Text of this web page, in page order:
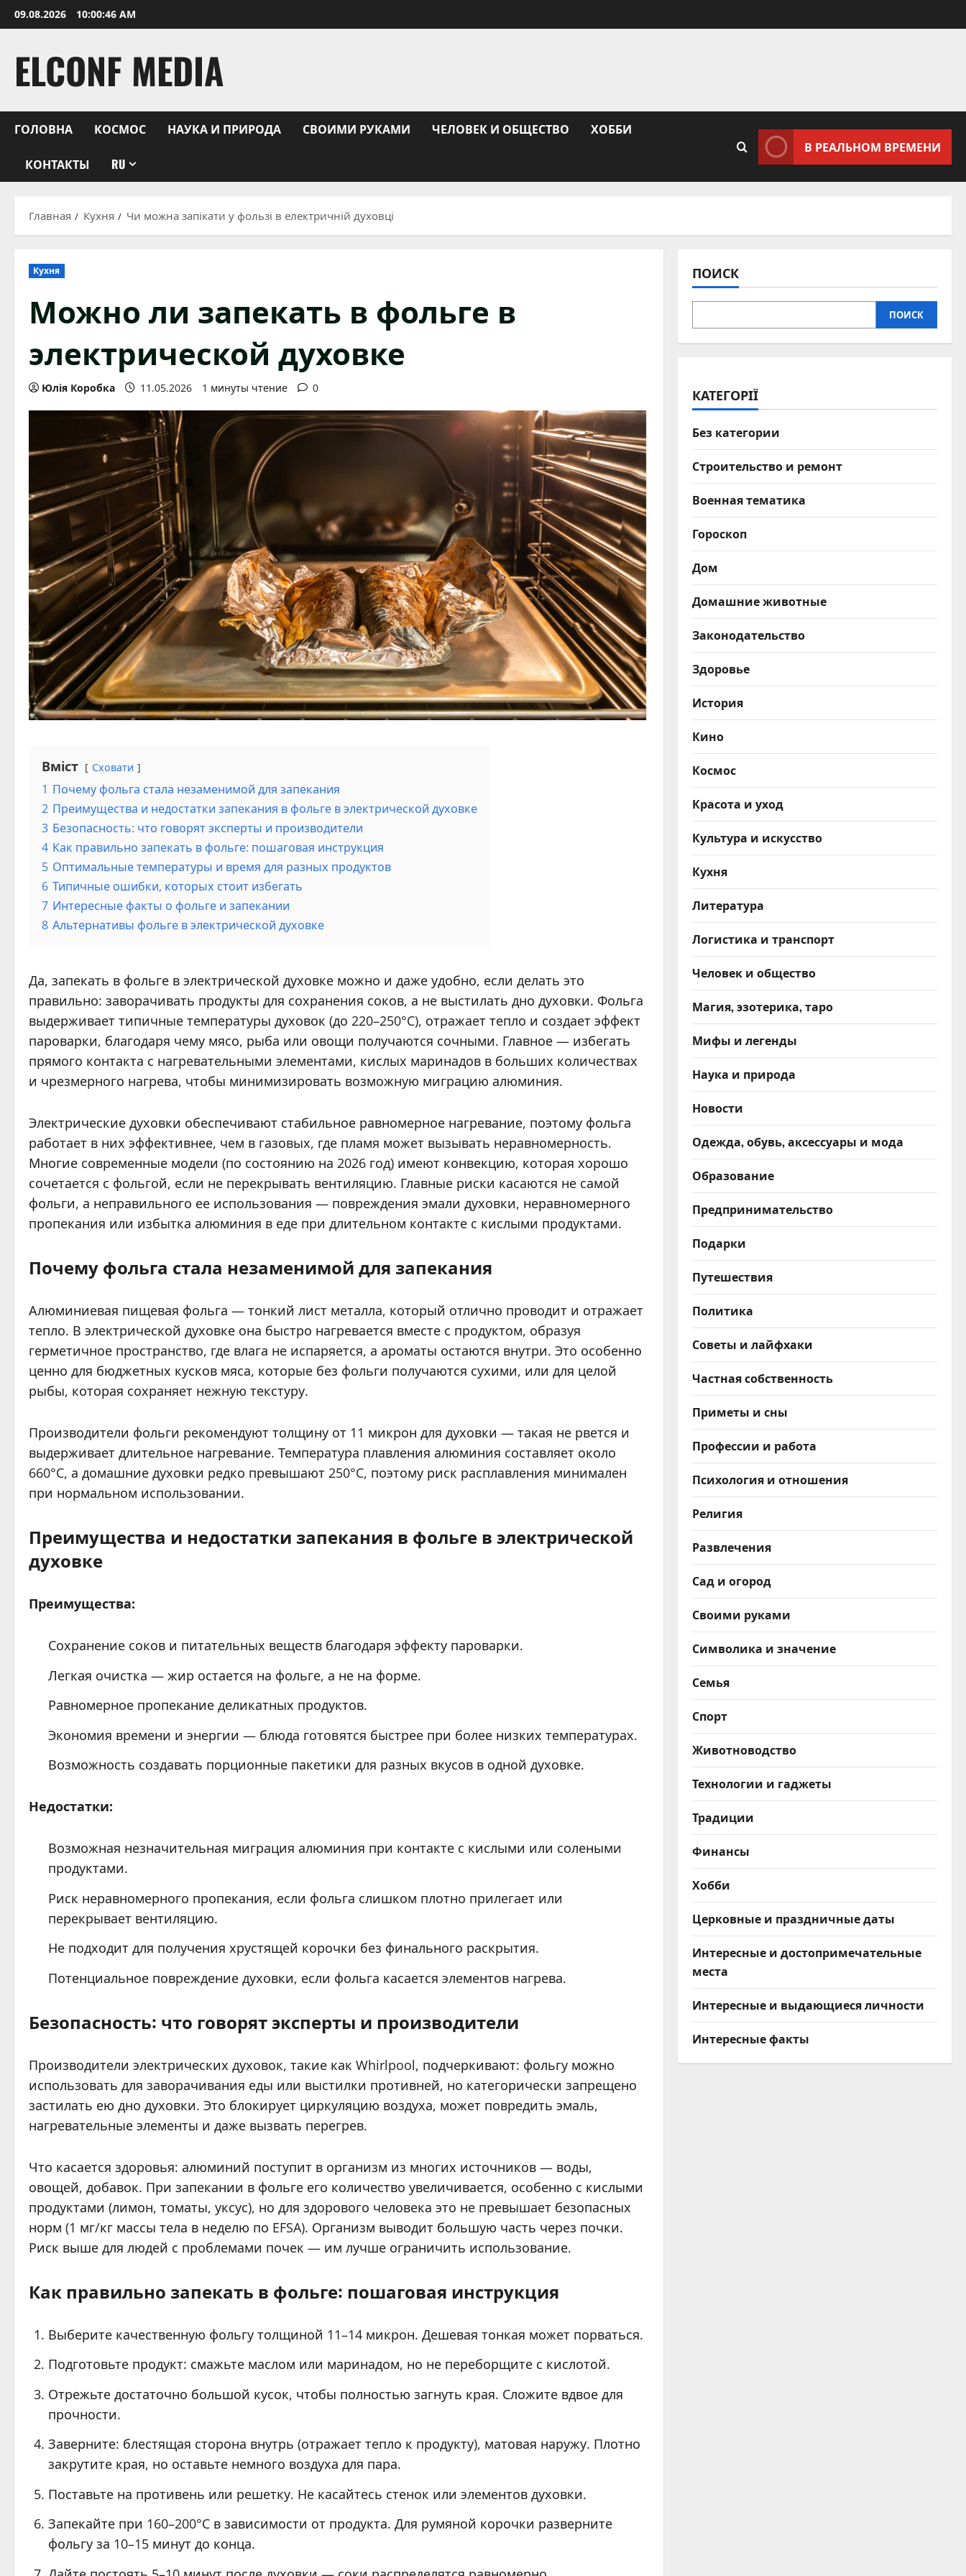
Перейти
к
09.08.2026 10:00:47 AM
ELCONF MEDIA
ГОЛОВНА КОСМОС НАУКА И ПРИРОДА СВОИМИ РУКАМИ ЧЕЛОВЕК И ОБЩЕСТВО ХОББИ
КОНТАКТЫ RU
В РЕАЛЬНОМ ВРЕМЕНИ
Главная Кухня Чи можна запікати у фользі в електричній духовці
Кухня
Можно ли запекать в фольге в
электрической духовке
Юлія Коробка 11.05.2026 1 минуты чтение 0
Вміст Сховати
1 Почему фольга стала незаменимой для запекания
2 Преимущества и недостатки запекания в фольге в электрической духовке
3 Безопасность: что говорят эксперты и производители
4 Как правильно запекать в фольге: пошаговая инструкция
5 Оптимальные температуры и время для разных продуктов
6 Типичные ошибки, которых стоит избегать
7 Интересные факты о фольге и запекании
8 Альтернативы фольге в электрической духовке
Да, запекать в фольге в электрической духовке можно и даже удобно, если делать это
правильно: заворачивать продукты для сохранения соков, а не выстилать дно духовки. Фольга
выдерживает типичные температуры духовок (до 220–250°C), отражает тепло и создает эффект
пароварки, благодаря чему мясо, рыба или овощи получаются сочными. Главное — избегать
прямого контакта с нагревательными элементами, кислых маринадов в больших количествах
и чрезмерного нагрева, чтобы минимизировать возможную миграцию алюминия.
Электрические духовки обеспечивают стабильное равномерное нагревание, поэтому фольга
работает в них эффективнее, чем в газовых, где пламя может вызывать неравномерность.
Многие современные модели (по состоянию на 2026 год) имеют конвекцию, которая хорошо
сочетается с фольгой, если не перекрывать вентиляцию. Главные риски касаются не самой
фольги, а неправильного ее использования — повреждения эмали духовки, неравномерного
пропекания или избытка алюминия в еде при длительном контакте с кислыми продуктами.
Почему фольга стала незаменимой для запекания
Алюминиевая пищевая фольга — тонкий лист металла, который отлично проводит и отражает
тепло. В электрической духовке она быстро нагревается вместе с продуктом, образуя
герметичное пространство, где влага не испаряется, а ароматы остаются внутри. Это особенно
ценно для бюджетных кусков мяса, которые без фольги получаются сухими, или для целой
рыбы, которая сохраняет нежную текстуру.
Производители фольги рекомендуют толщину от 11 микрон для духовки — такая не рвется и
выдерживает длительное нагревание. Температура плавления алюминия составляет около
660°C, а домашние духовки редко превышают 250°C, поэтому риск расплавления минимален
при нормальном использовании.
Преимущества и недостатки запекания в фольге в электрической
духовке
Преимущества:
Сохранение соков и питательных веществ благодаря эффекту пароварки.
Легкая очистка — жир остается на фольге, а не на форме.
Равномерное пропекание деликатных продуктов.
Экономия времени и энергии — блюда готовятся быстрее при более низких температурах.
Возможность создавать порционные пакетики для разных вкусов в одной духовке.
Недостатки:
Возможная незначительная миграция алюминия при контакте с кислыми или солеными
продуктами.
Риск неравномерного пропекания, если фольга слишком плотно прилегает или
перекрывает вентиляцию.
Не подходит для получения хрустящей корочки без финального раскрытия.
Потенциальное повреждение духовки, если фольга касается элементов нагрева.
Безопасность: что говорят эксперты и производители
Производители электрических духовок, такие как Whirlpool, подчеркивают: фольгу можно
использовать для заворачивания еды или выстилки противней, но категорически запрещено
застилать ею дно духовки. Это блокирует циркуляцию воздуха, может повредить эмаль,
нагревательные элементы и даже вызвать перегрев.
Что касается здоровья: алюминий поступит в организм из многих источников — воды,
овощей, добавок. При запекании в фольге его количество увеличивается, особенно с кислыми
продуктами (лимон, томаты, уксус), но для здорового человека это не превышает безопасных
норм (1 мг/кг массы тела в неделю по EFSA). Организм выводит большую часть через почки.
Риск выше для людей с проблемами почек — им лучше ограничить использование.
Как правильно запекать в фольге: пошаговая инструкция
Выберите качественную фольгу толщиной 11–14 микрон. Дешевая тонкая может порваться.
Подготовьте продукт: смажьте маслом или маринадом, но не переборщите с кислотой.
Отрежьте достаточно большой кусок, чтобы полностью загнуть края. Сложите вдвое для
прочности.
Заверните: блестящая сторона внутрь (отражает тепло к продукту), матовая наружу. Плотно
закрутите края, но оставьте немного воздуха для пара.
Поставьте на противень или решетку. Не касайтесь стенок или элементов духовки.
Запекайте при 160–200°C в зависимости от продукта. Для румяной корочки разверните
фольгу за 10–15 минут до конца.
ПОИСК
ПОИСК
КАТЕГОРІЇ
Без категории
Строительство и ремонт
Военная тематика
Гороскоп
Дом
Домашние животные
Законодательство
Здоровье
История
Кино
Космос
Красота и уход
Культура и искусство
Кухня
Литература
Логистика и транспорт
Человек и общество
Магия, эзотерика, таро
Мифы и легенды
Наука и природа
Новости
Одежда, обувь, аксессуары и мода
Образование
Предпринимательство
Подарки
Путешествия
Политика
Советы и лайфхаки
Частная собственность
Приметы и сны
Профессии и работа
Психология и отношения
Религия
Развлечения
Сад и огород
Своими руками
Символика и значение
Семья
Спорт
Животноводство
Технологии и гаджеты
Традиции
Финансы
Хобби
Церковные и праздничные даты
Интересные и достопримечательные
места
Интересные и выдающиеся личности
Интересные факты